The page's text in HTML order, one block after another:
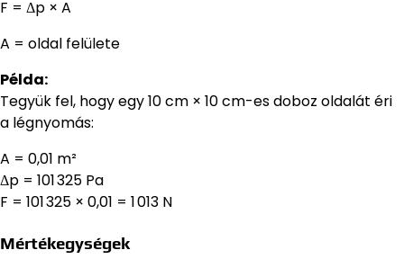
F = Δp × A
A = oldal felülete
Példa:
Tegyük fel, hogy egy 10 cm × 10 cm-es doboz oldalát éri
a légnyomás:
A = 0,01 m²
Δp = 101 325 Pa
F = 101 325 × 0,01 = 1 013 N
Mértékegységek